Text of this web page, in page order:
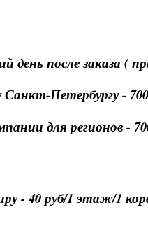
день после заказа (
Петербургу -
для регионов -
- 40 руб/1 этаж/1